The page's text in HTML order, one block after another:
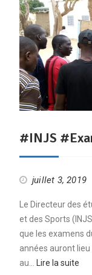
#INJS
juillet 3, 2019
Le Directeur des
et des Sports
que les examens
années auront
au…
Lire la suite